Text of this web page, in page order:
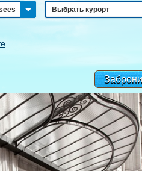
Выбрать курорт